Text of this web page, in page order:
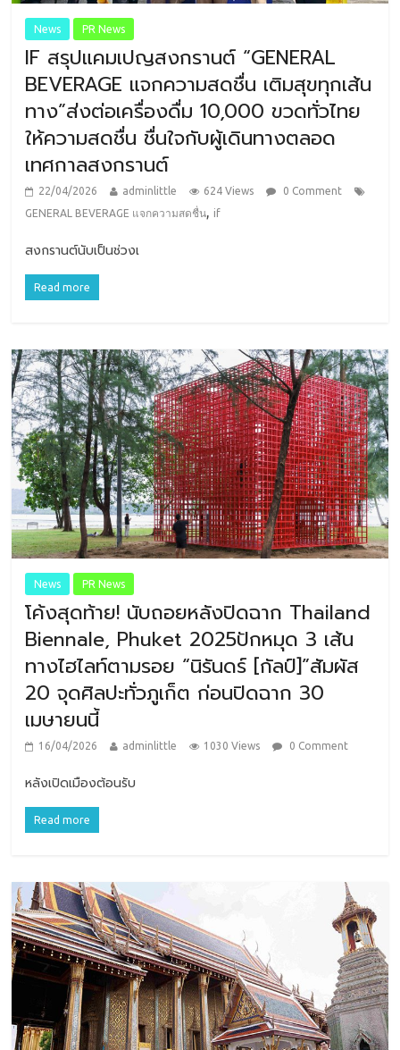
News PR News
IF สรุปแคมเปญสงกรานต์ “GENERAL
BEVERAGE แจกความสดชื่น เติมสุขทุกเส้น
ทาง”ส่งต่อเครื่องดื่ม 10,000 ขวดทั่วไทย
ให้ความสดชื่น ชื่นใจกับผู้เดินทางตลอด
เทศกาลสงกรานต์
22/04/2026 adminlittle 624 Views
0 Comment
GENERAL BEVERAGE แจกความสดชื่น, if
สงกรานต์นับเป็นช่วงเ
Read more
News PR News
โค้งสุดท้าย! นับถอยหลังปิดฉาก Thailand
Biennale, Phuket 2025ปักหมุด 3 เส้น
ทางไฮไลท์ตามรอย “นิรันดร์ [กัลป์]”สัมผัส
20 จุดศิลปะทั่วภูเก็ต ก่อนปิดฉาก 30
เมษายนนี้
16/04/2026 adminlittle 1030 Views 0 Comment
หลังเปิดเมืองต้อนรับ
Read more